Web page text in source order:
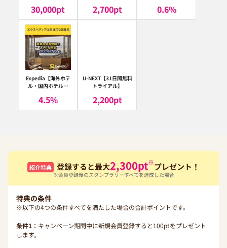
30,000pt 2,700pt 0.6%
Expedia【海外ホテ
ル・国内ホテル予
ア）
4.5%
U-NEXT【31日間無料
トライアル】
2,200pt
紹介特典 登録すると最大2,300pt※プレゼント！
※会員登録後のスタンプラリーすべてを達成した場合
特典の条件
※以下の4つの条件すべてを満たした場合の合計ポイントです。
条件1 ：キャンペーン期間中に新規会員登録すると100ptをプレゼント
します。